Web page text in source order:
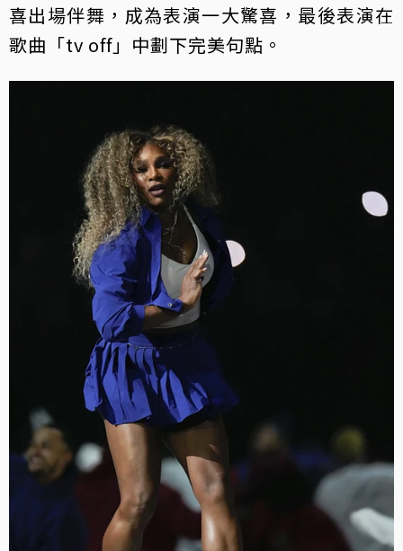
喜出場伴舞，成為表演一大驚喜，最後表演在
歌曲「tv off」中劃下完美句點。